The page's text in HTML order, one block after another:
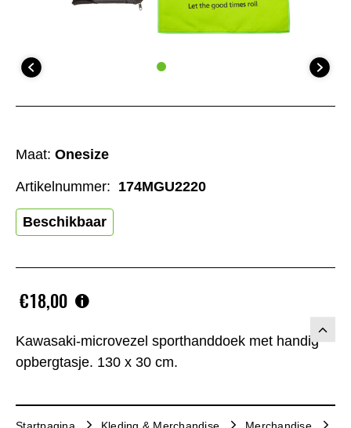
Kawasaki-microvezel sporthanddoek met handig
opbergtasje. 130 x 30 cm.
€18,00
Maat: Onesize
Beschikbaar
Artikelnummer: 174MGU2220